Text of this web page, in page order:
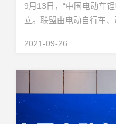
9月13日，“中国电动车
立。联盟由电动自行车
会、中国化学与物理电源
2021-09-26